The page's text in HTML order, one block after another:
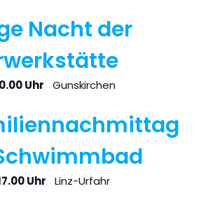
Nacht der
Uhr Gunskirchen
Uhr Linz-Urfahr